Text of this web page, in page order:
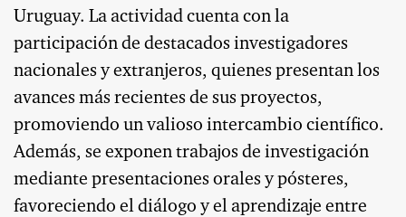
Uruguay. La actividad cuenta con la
participación de destacados investigadores
nacionales y extranjeros, quienes presentan los
avances más recientes de sus proyectos,
promoviendo un valioso intercambio científico.
Además, se exponen trabajos de investigación
mediante presentaciones orales y pósteres,
favoreciendo el diálogo y el aprendizaje entre